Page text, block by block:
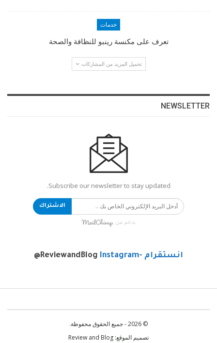
خدمات
تعرف على مكنسة رينبو للنظافة والصحة
تحميل المزيد من المشاركات
NEWSLETTER
Subscribe our newsletter to stay updated.
الاشتراك
بدعم من
انستقرام -Instagram @ReviewandBlog
© 2026 - جميع الحقوق محفوظة.
تصميم الموقع: Review and Blog